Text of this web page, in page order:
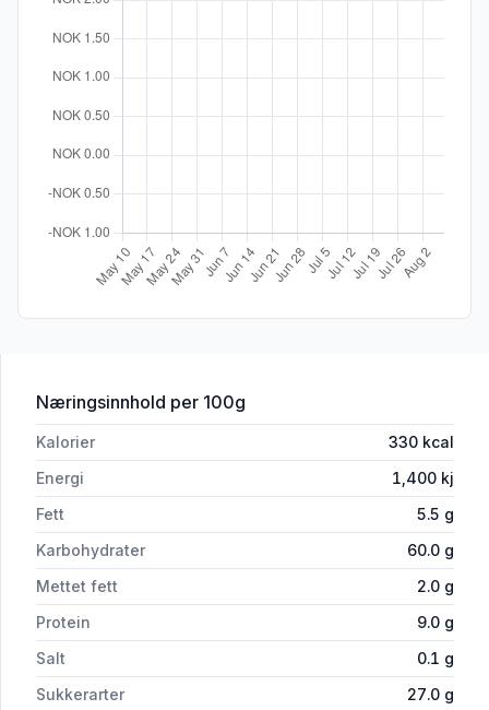
Næringsinnhold for 'Smultringer 500g Holmstad'
per 100g
Kalorier 330 kcal
Energi
1,400 kj
Fett
5.5 g
Karbohydrater
60.0 g
Mettet fett
2.0 g
Protein
9.0 g
Salt
0.1 g
Sukkerarter
27.0 g